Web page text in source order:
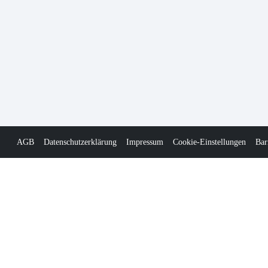
AGB Datenschutzerklärung Impressum Cookie-Einstellungen